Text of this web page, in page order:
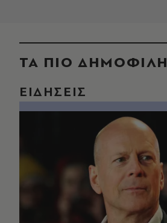
ΤΑ ΠΙΟ ΔΗΜΟΦΙΛΗ
ΕΙΔΗΣΕΙΣ